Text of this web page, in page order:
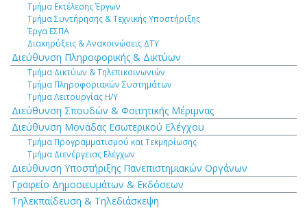
Τμήμα Εκτέλεσης Έργων
Τμήμα Συντήρησης & Τεχνικής Υποστήριξης
Έργα ΕΣΠΑ
Διακηρύξεις & Ανακοινώσεις ΔΤΥ
Διεύθυνση Πληροφορικής & Δικτύων
Τμήμα Δικτύων & Τηλεπικοινωνιών
Τμήμα Πληροφοριακών Συστημάτων
Τμήμα Λειτουργίας Η/Υ
Διεύθυνση Σπουδών & Φοιτητικής Μέριμνας
Διεύθυνση Μονάδας Εσωτερικού Ελέγχου
Τμήμα Προγραμματισμού και Τεκμηρίωσης
Τμήμα Διενέργειας Ελέγχων
Διεύθυνση Υποστήριξης Πανεπιστημιακών Οργάνων
Γραφείο Δημοσιευμάτων & Εκδόσεων
Τηλεκπαίδευση & Τηλεδιάσκεψη